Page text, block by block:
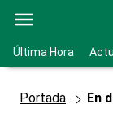
Última Hora
Portada En